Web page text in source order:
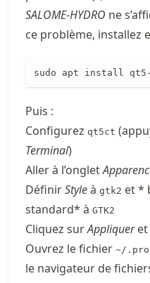
SALOME-HYDRO ne
ce problème, installez
sudo apt install
Puis :
Configurez qt5ct
Terminal)
Aller à l’onglet
DéfinirStyleà gtk2 et *
standard* à GTK2
Cliquez surAppliqueret
Ouvrez le fichier ~/
le navigateur de